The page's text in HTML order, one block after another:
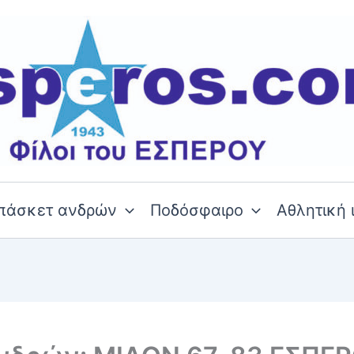
ανδρών Ποδόσφαιρο Αθλητική